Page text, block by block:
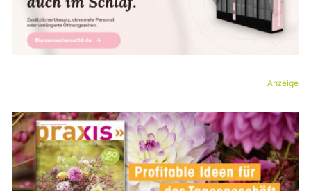
Anzeige